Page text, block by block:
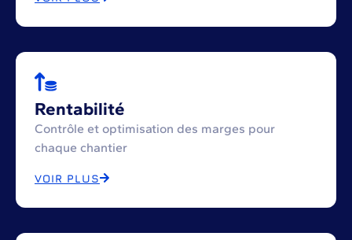
Rentabilité
Contrôle et optimisation des marges pour
chaque chantier
VOIR PLUS